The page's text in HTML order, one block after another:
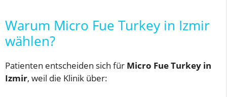
Warum Micro Fue Turkey in Izmir
wählen?
Patienten entscheiden sich für Micro Fue Turkey in
Izmir, weil die Klinik über: